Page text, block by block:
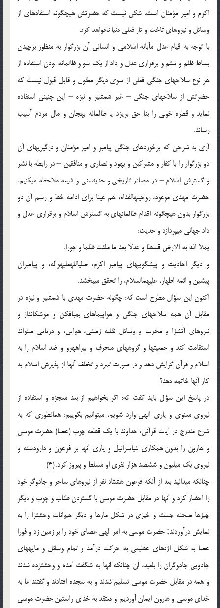
اکرم و امیر مؤمنان است. شکی نیست که حضرتش هیچگونه استفاده‏ای از
وسائل و نیروهای تاخت و تاز فعلی دنیا نخواهد کرد.
با توجه به قیام عدل مآبانه اسلامی و انسانی آن بزرگوار به منظور برچیدن
بساط ظلم و ستم و برقراری عدل و داد از یک سو و ظالمانه بودن استفاده از
هر نوع سلاحهای جنگی فعلی از سوی دیگر معقول و قابل قبول نیست که
حضرتش از سلاحهای جنگی – غیر شمشیر و نیزه – این چنینی استفاده
نماید و قطره خونی را بنا حق بریزد یا ظالمانه به‏جان و مال مردم آسیب
رساند.
آری به شرحی که برخوردهای جنگی پیامبر و امیر مؤمنان و درگیریهای آن
دو بزرگوار را با کفار و مشرکین و یهود و نصاری و منافقین – در رابطه با نشر
و گسترش اسلام – در مصادر تاریخی و حدیث‏سنی و شیعه ملاحظه می‏کنیم،
حضرت مهدی موعود، روحی‏له‏الفداء، هم عینا برای ادامه خط و رسم آن دو
بزرگوار بدون هیچگونه اقدام ظالمانه‏ای به گسترش اسلام و برقراری عدل و
داد جهانی می‏پردازد و حدیث:
یملا الله به الارض قسطا و عدلا بعد ما ملئت ظلما و جورا.
و دیگر احادیث و پیشگوییهای پیامبر اکرم، صلی‏الله‏علیه‏وآله، و پیامبران
پیشین و ائمه اطهار، علیهم‏السلام، را تحقق می‏بخشد.
اکنون این سؤال مطرح است که: چگونه حضرت مهدی با شمشیر و نیزه در
مقابل آن همه سلاحهای جنگی و هواپیماهای بمب‏افکن و موشک‏انداز و
نیروهای آتش‏زا و مخرب و وسائل نقلیه زمینی، هوایی، و دریایی می‏تواند
استقامت کند و جمعیتها و گروههای منحرف و بیراهه‏رو و ضد اسلام را به
اسلام و قرآن گرایش دهد و در صورت تمرد و تخلف آنها از پذیرش اسلام به
کار آنها خاتمه دهد؟
در پاسخ این سؤال باید گفت که: اگر بخواهیم از بعد معجزه و استفاده از
نیروی معنوی و یاری الهی وارد شویم، می‏توانیم بگوییم: همانطوری که به
شرح مندرج در آیات قرآنی، خداوند با یک قطعه چوب (عصا) حضرت موسی
و هارون را بدون همکاری بنی‏اسرائیل و یاری آنها بر فرعون و دارودسته و
نیروی یک میلیون و ششصد هزار نفری او مسلط و پیروز کرد. (4)
چنانکه می‏دانید بعد از آنکه فرعون هشتاد نفر از نیروهای ساحر و جادوگر خود
را احضار کرد و آنها در مقابل حضرت موسی با گستردن طناب و چوب و دیگر
چیزها صحنه جست و خیزی در شکل مارها و دیگر حیوانات وحشتزا را به
نمایش درآوردند; حضرت موسی به امر الهی عصای خود را بر زمین زد و فورا
عصا به شکل اژدهای عظیمی به حرکت درآمد و تمام وسائل و مایه‏های
جادویی جادوگران را بلعید، آن چنانکه آنها به شگفت آمده و وحشتزده شدند
و همه در مقابل حضرت موسی تسلیم شدند و به سجده افتادند و گفتند ما به
خدای موسی و هارون ایمان آوردیم و معتقد به خدای راستین حضرت موسی